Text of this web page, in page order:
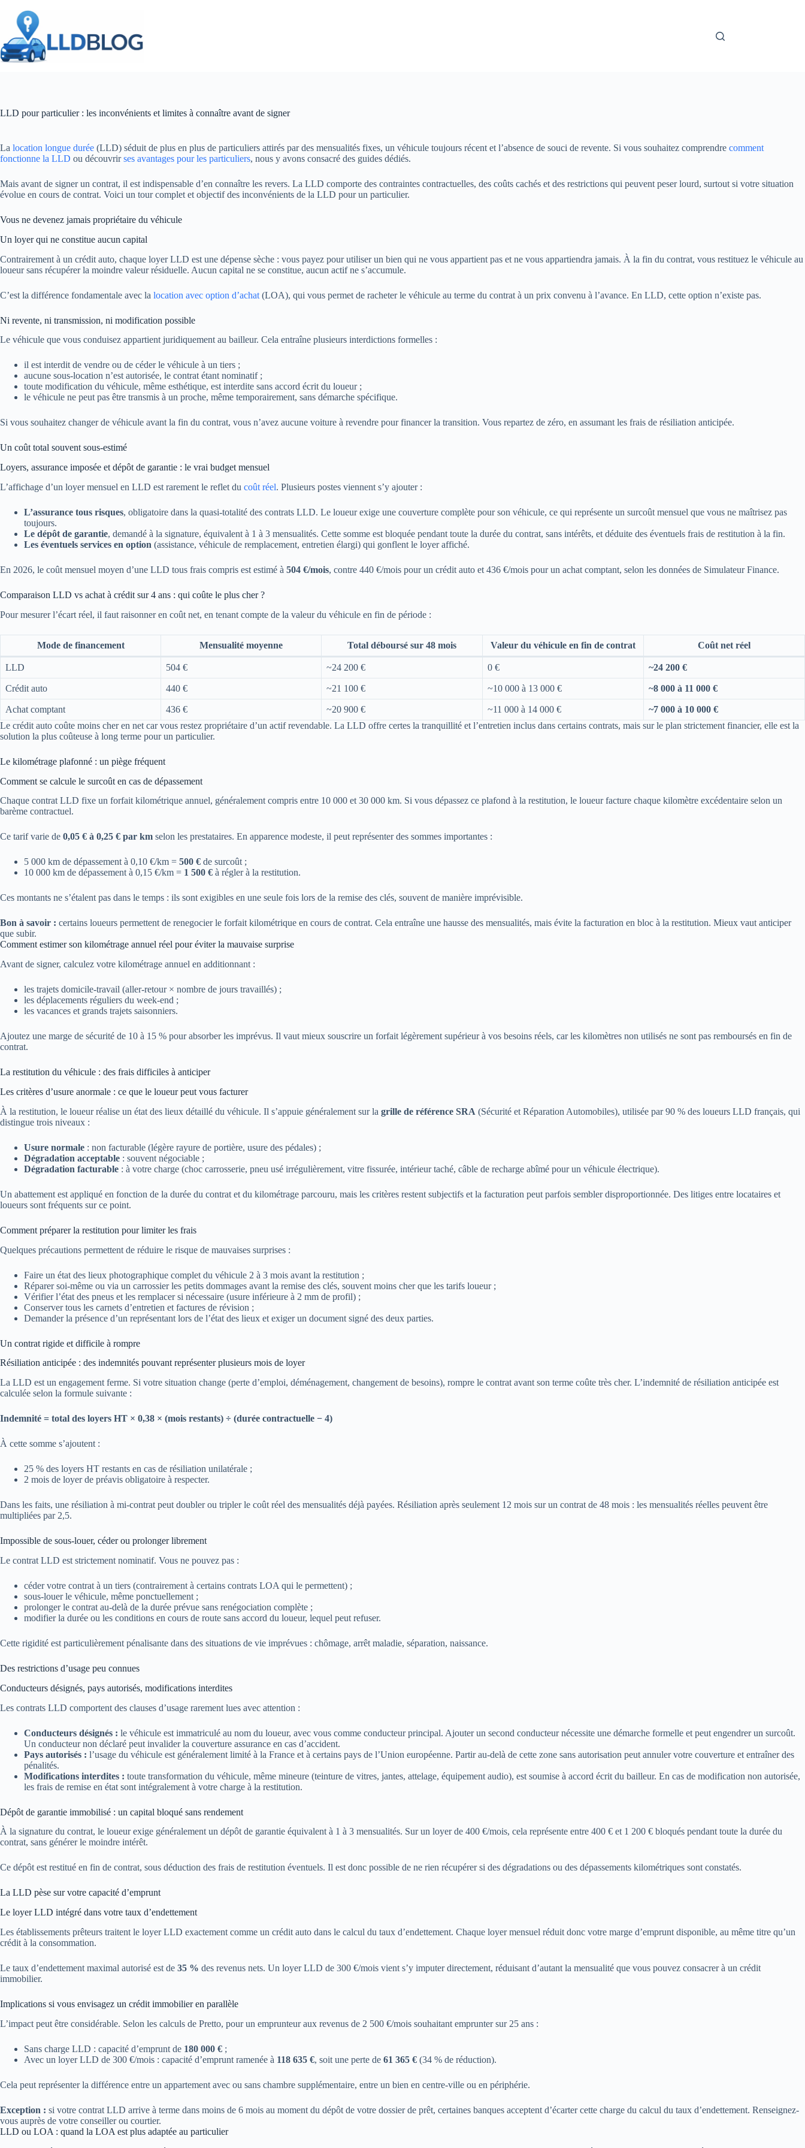
sk
ip
contenu
LLD pour particulier : les inconvénients et limites à connaître avant de signer
La location longue durée (LLD) séduit de plus en plus de particuliers attirés par des mensualités fixes, un véhicule toujours récent et l’absence de souci de revente. Si vous souhaitez comprendre comment
fonctionne la LLD ou découvrirses avantages pour les particuliers, nous y avons consacré des guides dédiés.
Mais avant de signer un contrat, il est indispensable d’en connaître les revers. La LLD comporte des contraintes contractuelles, des coûts cachés et des restrictions qui peuvent peser lourd, surtout si votre situation
évolue en cours de contrat. Voici un tour complet et objectif des inconvénients de la LLD pour un particulier.
Vous ne devenez jamais propriétaire du véhicule
Un loyer qui ne constitue aucun capital
Contrairement à un crédit auto, chaque loyer LLD est une dépense sèche : vous payez pour utiliser un bien qui ne vous appartient pas et ne vous appartiendra jamais. À la fin du contrat, vous restituez le véhicule au
loueur sans récupérer la moindre valeur résiduelle. Aucun capital ne se constitue, aucun actif ne s’accumule.
C’est la différence fondamentale avec la location avec option d’achat (LOA), qui vous permet de racheter le véhicule au terme du contrat à un prix convenu à l’avance. En LLD, cette option n’existe pas.
Ni revente, ni transmission, ni modification possible
Le véhicule que vous conduisez appartient juridiquement au bailleur. Cela entraîne plusieurs interdictions formelles :
il est interdit de vendre ou de céder le véhicule à un tiers ;
aucune sous-location n’est autorisée, le contrat étant nominatif ;
toute modification du véhicule, même esthétique, est interdite sans accord écrit du loueur ;
le véhicule ne peut pas être transmis à un proche, même temporairement, sans démarche spécifique.
Si vous souhaitez changer de véhicule avant la fin du contrat, vous n’avez aucune voiture à revendre pour financer la transition. Vous repartez de zéro, en assumant les frais de résiliation anticipée.
Un coût total souvent sous-estimé
Loyers, assurance imposée et dépôt de garantie : le vrai budget mensuel
L’affichage d’un loyer mensuel en LLD est rarement le reflet du coût réel. Plusieurs postes viennent s’y ajouter :
L’assurance tous risques, obligatoire dans la quasi-totalité des contrats LLD. Le loueur exige une couverture complète pour son véhicule, ce qui représente un surcoût mensuel que vous ne maîtrisez pas
toujours.
Le dépôt de garantie, demandé à la signature, équivalent à 1 à 3 mensualités. Cette somme est bloquée pendant toute la durée du contrat, sans intérêts, et déduite des éventuels frais de restitution à la fin.
Les éventuels services en option (assistance, véhicule de remplacement, entretien élargi) qui gonflent le loyer affiché.
En 2026, le coût mensuel moyen d’une LLD tous frais compris est estimé à 504 €/mois, contre 440 €/mois pour un crédit auto et 436 €/mois pour un achat comptant, selon les données de Simulateur Finance.
Comparaison LLD vs achat à crédit sur 4 ans : qui coûte le plus cher ?
Pour mesurer l’écart réel, il faut raisonner en coût net, en tenant compte de la valeur du véhicule en fin de période :
Mode de financement Mensualité moyenne Total déboursé sur 48 mois Valeur du véhicule en fin de contrat Coût net réel
LLD 504 € ~24 200 € 0 € ~24 200 €
Crédit auto 440 € ~21 100 € ~10 000 à 13 000 € ~8 000 à 11 000 €
Achat comptant 436 € ~20 900 € ~11 000 à 14 000 €
~7 000 à 10 000 €
Le crédit auto coûte moins cher en net car vous restez propriétaire d’un actif revendable. La LLD offre certes la tranquillité et l’entretien inclus dans certains contrats, mais sur le plan strictement financier, elle est la
solution la plus coûteuse à long terme pour un particulier.
Le kilométrage plafonné : un piège fréquent
Comment se calcule le surcoût en cas de dépassement
Chaque contrat LLD fixe un forfait kilométrique annuel, généralement compris entre 10 000 et 30 000 km. Si vous dépassez ce plafond à la restitution, le loueur facture chaque kilomètre excédentaire selon un
barème contractuel.
Ce tarif varie de 0,05 € à 0,25 € par km selon les prestataires. En apparence modeste, il peut représenter des sommes importantes :
5 000 km de dépassement à 0,10 €/km = 500 € de surcoût ;
10 000 km de dépassement à 0,15 €/km = 1 500 € à régler à la restitution.
Ces montants ne s’étalent pas dans le temps : ils sont exigibles en une seule fois lors de la remise des clés, souvent de manière imprévisible.
Bon à savoir : certains loueurs permettent de renegocier le forfait kilométrique en cours de contrat. Cela entraîne une hausse des mensualités, mais évite la facturation en bloc à la restitution. Mieux vaut anticiper
que subir.
Comment estimer son kilométrage annuel réel pour éviter la mauvaise surprise
Avant de signer, calculez votre kilométrage annuel en additionnant :
les trajets domicile-travail (aller-retour × nombre de jours travaillés) ;
les déplacements réguliers du week-end ;
les vacances et grands trajets saisonniers.
Ajoutez une marge de sécurité de 10 à 15 % pour absorber les imprévus. Il vaut mieux souscrire un forfait légèrement supérieur à vos besoins réels, car les kilomètres non utilisés ne sont pas remboursés en fin de
contrat.
La restitution du véhicule : des frais difficiles à anticiper
Les critères d’usure anormale : ce que le loueur peut vous facturer
À la restitution, le loueur réalise un état des lieux détaillé du véhicule. Il s’appuie généralement sur la grille de référence SRA (Sécurité et Réparation Automobiles), utilisée par 90 % des loueurs LLD français, qui
distingue trois niveaux :
Usure normale : non facturable (légère rayure de portière, usure des pédales) ;
Dégradation acceptable : souvent négociable ;
Dégradation facturable : à votre charge (choc carrosserie, pneu usé irrégulièrement, vitre fissurée, intérieur taché, câble de recharge abîmé pour un véhicule électrique).
Un abattement est appliqué en fonction de la durée du contrat et du kilométrage parcouru, mais les critères restent subjectifs et la facturation peut parfois sembler disproportionnée. Des litiges entre locataires et
loueurs sont fréquents sur ce point.
Comment préparer la restitution pour limiter les frais
Quelques précautions permettent de réduire le risque de mauvaises surprises :
Faire un état des lieux photographique complet du véhicule 2 à 3 mois avant la restitution ;
Réparer soi-même ou via un carrossier les petits dommages avant la remise des clés, souvent moins cher que les tarifs loueur ;
Vérifier l’état des pneus et les remplacer si nécessaire (usure inférieure à 2 mm de profil) ;
Conserver tous les carnets d’entretien et factures de révision ;
Demander la présence d’un représentant lors de l’état des lieux et exiger un document signé des deux parties.
Un contrat rigide et difficile à rompre
Résiliation anticipée : des indemnités pouvant représenter plusieurs mois de loyer
La LLD est un engagement ferme. Si votre situation change (perte d’emploi, déménagement, changement de besoins), rompre le contrat avant son terme coûte très cher. L’indemnité de résiliation anticipée est
calculée selon la formule suivante :
Indemnité = total des loyers HT × 0,38 × (mois restants) ÷ (durée contractuelle − 4)
À cette somme s’ajoutent :
25 % des loyers HT restants en cas de résiliation unilatérale ;
2 mois de loyer de préavis obligatoire à respecter.
Dans les faits, une résiliation à mi-contrat peut doubler ou tripler le coût réel des mensualités déjà payées. Résiliation après seulement 12 mois sur un contrat de 48 mois : les mensualités réelles peuvent être
multipliées par 2,5.
Impossible de sous-louer, céder ou prolonger librement
Le contrat LLD est strictement nominatif. Vous ne pouvez pas :
céder votre contrat à un tiers (contrairement à certains contrats LOA qui le permettent) ;
sous-louer le véhicule, même ponctuellement ;
prolonger le contrat au-delà de la durée prévue sans renégociation complète ;
modifier la durée ou les conditions en cours de route sans accord du loueur, lequel peut refuser.
Cette rigidité est particulièrement pénalisante dans des situations de vie imprévues : chômage, arrêt maladie, séparation, naissance.
Des restrictions d’usage peu connues
Conducteurs désignés, pays autorisés, modifications interdites
Les contrats LLD comportent des clauses d’usage rarement lues avec attention :
Conducteurs désignés : le véhicule est immatriculé au nom du loueur, avec vous comme conducteur principal. Ajouter un second conducteur nécessite une démarche formelle et peut engendrer un surcoût.
Un conducteur non déclaré peut invalider la couverture assurance en cas d’accident.
Pays autorisés : l’usage du véhicule est généralement limité à la France et à certains pays de l’Union européenne. Partir au-delà de cette zone sans autorisation peut annuler votre couverture et entraîner des
pénalités.
Modifications interdites : toute transformation du véhicule, même mineure (teinture de vitres, jantes, attelage, équipement audio), est soumise à accord écrit du bailleur. En cas de modification non autorisée,
les frais de remise en état sont intégralement à votre charge à la restitution.
Dépôt de garantie immobilisé : un capital bloqué sans rendement
À la signature du contrat, le loueur exige généralement un dépôt de garantie équivalent à 1 à 3 mensualités. Sur un loyer de 400 €/mois, cela représente entre 400 € et 1 200 € bloqués pendant toute la durée du
contrat, sans générer le moindre intérêt.
Ce dépôt est restitué en fin de contrat, sous déduction des frais de restitution éventuels. Il est donc possible de ne rien récupérer si des dégradations ou des dépassements kilométriques sont constatés.
La LLD pèse sur votre capacité d’emprunt
Le loyer LLD intégré dans votre taux d’endettement
Les établissements prêteurs traitent le loyer LLD exactement comme un crédit auto dans le calcul du taux d’endettement. Chaque loyer mensuel réduit donc votre marge d’emprunt disponible, au même titre qu’un
crédit à la consommation.
Le taux d’endettement maximal autorisé est de 35 % des revenus nets. Un loyer LLD de 300 €/mois vient s’y imputer directement, réduisant d’autant la mensualité que vous pouvez consacrer à un crédit
immobilier.
Implications si vous envisagez un crédit immobilier en parallèle
L’impact peut être considérable. Selon les calculs de Pretto, pour un emprunteur aux revenus de 2 500 €/mois souhaitant emprunter sur 25 ans :
Sans charge LLD : capacité d’emprunt de 180 000 € ;
Avec un loyer LLD de 300 €/mois : capacité d’emprunt ramenée à 118 635 €, soit une perte de 61 365 € (34 % de réduction).
Cela peut représenter la différence entre un appartement avec ou sans chambre supplémentaire, entre un bien en centre-ville ou en périphérie.
Exception : si votre contrat LLD arrive à terme dans moins de 6 mois au moment du dépôt de votre dossier de prêt, certaines banques acceptent d’écarter cette charge du calcul du taux d’endettement. Renseignez-
vous auprès de votre conseiller ou courtier.
LLD ou LOA : quand la LOA est plus adaptée au particulier